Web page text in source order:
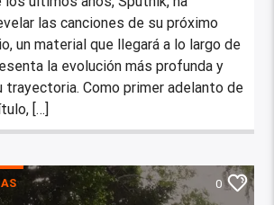
las canciones de su próximo
un material que llegará a lo largo de
la evolución más profunda y
trayectoria. Como primer adelanto de
[…]
0